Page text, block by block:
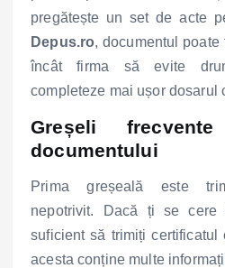
pregătește un set de acte
Depus.ro, documentul poate
încât firma să evite
completeze mai ușor dosarul
Greșeli
documentului
Prima greșeală este
nepotrivit. Dacă ți se
suficient să trimiți certificatul
acesta conține multe